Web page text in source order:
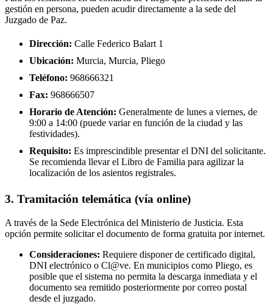
gestión en persona, pueden acudir directamente a la sede del
Juzgado de Paz.
Dirección: Calle Federico Balart 1
Ubicación: Murcia, Murcia, Pliego
Teléfono: 968666321
Fax: 968666507
Horario de Atención: Generalmente de lunes a viernes, de
9:00 a 14:00 (puede variar en función de la ciudad y las
festividades).
Requisito: Es imprescindible presentar el DNI del solicitante.
Se recomienda llevar el Libro de Familia para agilizar la
localización de los asientos registrales.
3. Tramitación telemática (vía online)
A través de la Sede Electrónica del Ministerio de Justicia. Esta
opción permite solicitar el documento de forma gratuita por internet.
Consideraciones: Requiere disponer de certificado digital,
DNI electrónico o Cl@ve. En municipios como Pliego, es
posible que el sistema no permita la descarga inmediata y el
documento sea remitido posteriormente por correo postal
desde el juzgado.